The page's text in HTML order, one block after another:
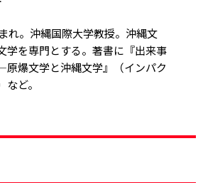
れ。沖縄国際大学教授。沖縄文
学を専門とする。著書に『出来事
爆文学と沖縄文学』（インパク
など。